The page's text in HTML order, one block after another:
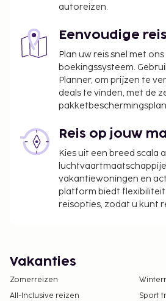
autoreizen.
Eenvoudige
Plan uw reis snel met
boekingssysteem.
Planner, om prijzen te
deals te vinden, met de
Reis op jouw
Kies uit een breed scala
vakantiewoningen en
platform biedt
reisopties, zodat u kunt
Vakanties
Zomerreizen
All-Inclusive reizen
Sport